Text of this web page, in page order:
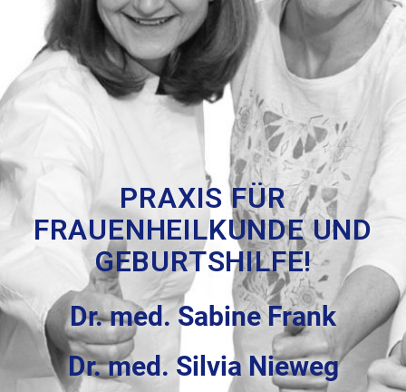
PRAXIS FÜR
FRAUENHEILKUNDE UND
GEBURTSHILFE!
Dr. med. Sabine Frank
Dr. med. Silvia Nieweg